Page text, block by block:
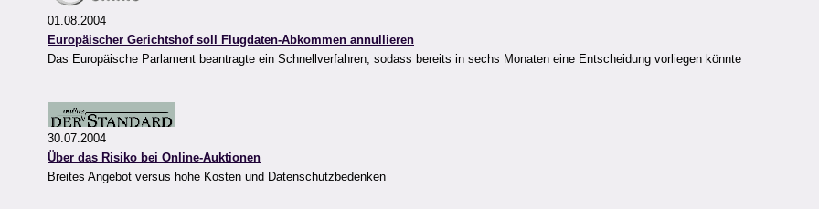
01.08.2004
Europäischer Gerichtshof soll Flugdaten-Abkommen annullieren
Das Europäische Parlament beantragte ein Schnellverfahren, sodass bereits in sechs Monaten eine Entscheidung vorliegen könnte
30.07.2004
Über das Risiko bei Online-Auktionen
Breites Angebot versus hohe Kosten und Datenschutzbedenken